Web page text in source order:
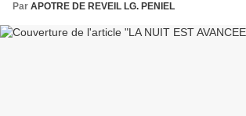
Par APOTRE DE REVEIL LG. PENIEL